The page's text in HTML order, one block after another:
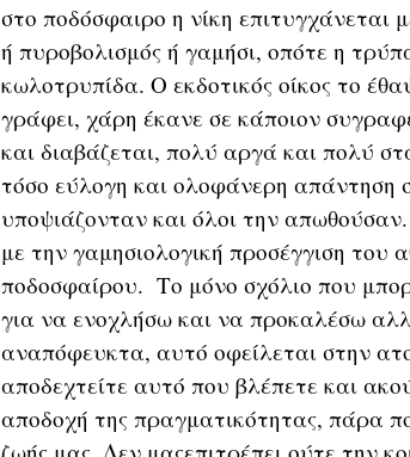
στο ποδόσφαιρο η νίκη επιτυγχάνεται
ή πυροβολισμός ή γαμήσι, οπότε η
κωλοτρυπίδα. Ο εκδοτικός οίκος το
γράφει, χάρη έκανε σε κάποιον
και διαβάζεται, πολύ αργά και πολύ
τόσο εύλογη και ολοφάνερη απάντηση
υποψιάζονταν και όλοι την
με την γαμησιολογική προσέγγιση του
ποδοσφαίρου. Το μόνο σχόλιο που
για να ενοχλήσω και να προκαλέσω
αναπόφευκτα, αυτό οφείλεται στην
αποδεχτείτε αυτό που βλέπετε και
αποδοχή της πραγματικότητας, πάρα